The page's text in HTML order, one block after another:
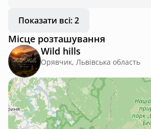
Показати всі: 2
Місце розташування
Wild hills
Орявчик, Львівська область